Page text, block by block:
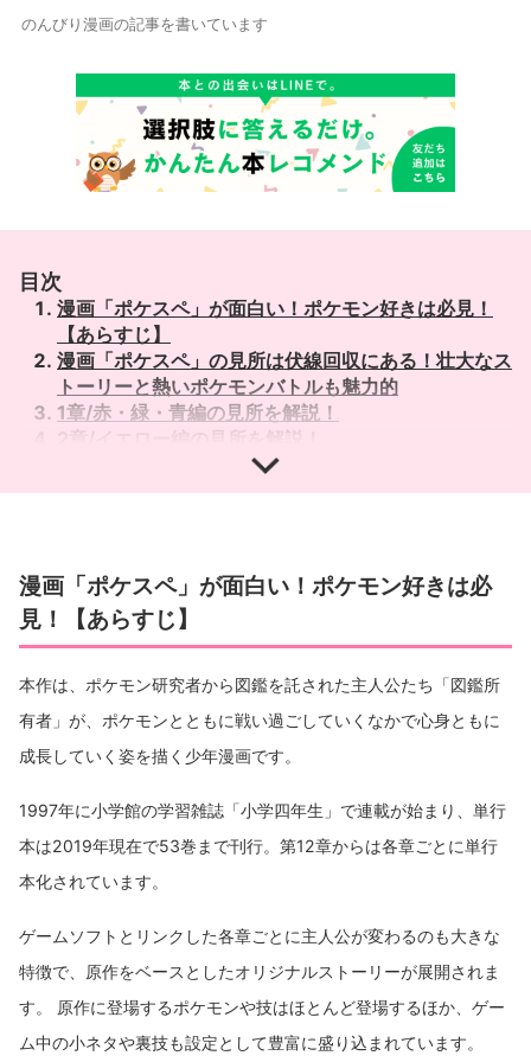
のんびり漫画の記事を書いています
目次
漫画「ポケスペ」が面白い！ポケモン好きは必見！
【あらすじ】
漫画「ポケスペ」の見所は伏線回収にある！壮大なス
トーリーと熱いポケモンバトルも魅力的
1章/赤・緑・青編の見所を解説！
2章/イエロー編の見所を解説！
3章/金・銀・クリスタル編の見所を解説！
4章/ルビー・サファイア編の見所を解説！
6章/エメラルド編の見所を解説！
7章/ダイヤモンド・パール編の見所を解説！
8章/プラチナ編の見所を解説！
9章/ハートゴールド・ソウルシルバー編の見所を解
10章/ブラック・ホワイト編の見所を解説！
11章/ブラック2・ホワイト2編の見所を解説！
12章/X・Y編の見所を解説！
解説！
漫画「ポケスペ」が面白い！ポケモン好きは必
見！【あらすじ】
本作は、ポケモン研究者から図鑑を託された主人公たち「図鑑所
有者」が、ポケモンとともに戦い過ごしていくなかで心身ともに
成長していく姿を描く少年漫画です。
1997年に小学館の学習雑誌「小学四年生」で連載が始まり、単行
本は2019年現在で53巻まで刊行。第12章からは各章ごとに単行
本化されています。
ゲームソフトとリンクした各章ごとに主人公が変わるのも大きな
特徴で、原作をベースとしたオリジナルストーリーが展開されま
す。 原作に登場するポケモンや技はほとんど登場するほか、ゲー
ム中の小ネタや裏技も設定として豊富に盛り込まれています。